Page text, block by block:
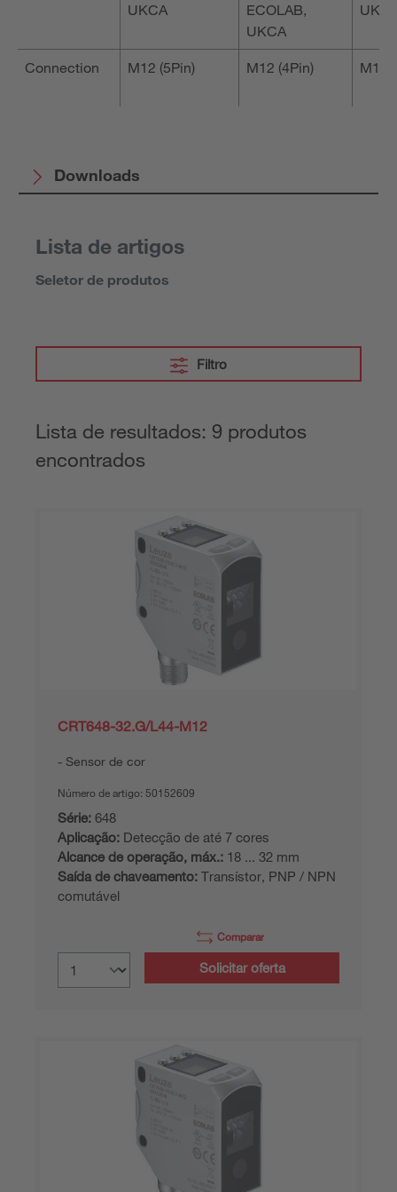
UKCA
ECOLAB,
UKCA
Connection M12 (5Pin) M12 (4Pin) M12
Downloads
Lista de artigos
Seletor de produtos
Filtro
Lista de resultados: 9 produtos
encontrados
CRT648-32.G/L44-M12
Sensor de cor
Número de artigo: 50152609
Série: 648
Aplicação: Detecção de até 7 cores
Alcance de operação, máx.: 18 ... 32 mm
Saída de chaveamento: Transístor, PNP / NPN
comutável
Comparar
Solicitar oferta